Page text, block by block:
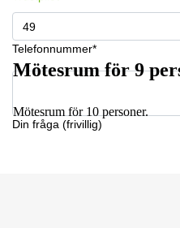
Telefonnummer*
Din fråga (frivillig)
Mötesrum för 9
Mötesrum för 10 personer.